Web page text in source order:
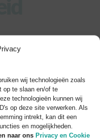
wij technologieën zoals
op te slaan en/of te
technologieën kunnen wij
op deze site verwerken. Als
intrekt, kan dit een
en mogelijkheden.
naar ons Privacy en Cookie